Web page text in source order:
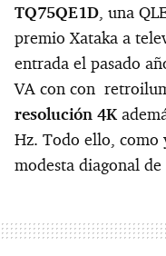
TQ75QE1D, una
premio Xataka a
entrada el pasado
VA con con
resolución 4K
Hz. Todo ello, como
modesta diagonal de